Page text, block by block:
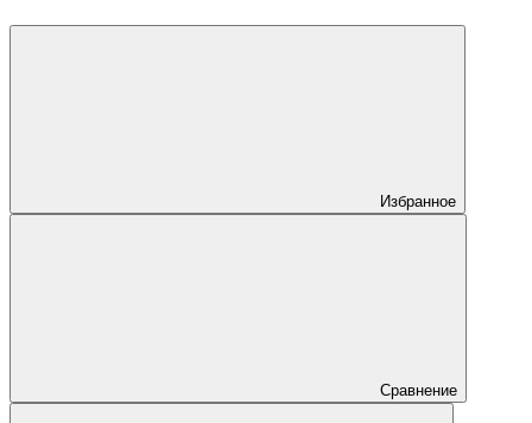
Избранное
Сравнение